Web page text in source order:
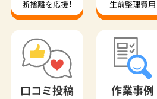
断捨離を応援！ 生前整理費用
口コミ投稿 作業事例